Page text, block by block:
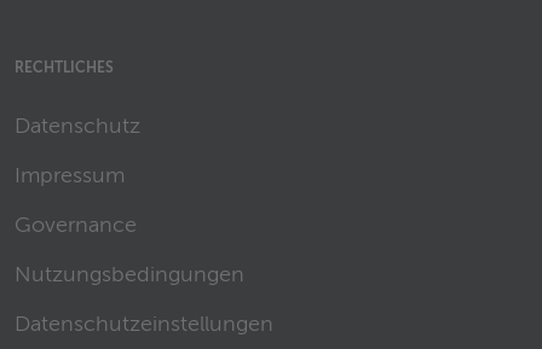
RECHTLICHES
Datenschutz
Impressum
Governance
Nutzungsbedingungen
Datenschutzeinstellungen